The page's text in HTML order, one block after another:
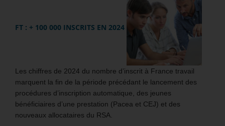
FT : + 100 000 INSCRITS EN 2024
Les chiffres de 2024 du nombre d’inscrit à France travail
marquent la fin de la période précédant le lancement des
procédures d’inscription automatique, des jeunes
bénéficiaires d’une prestation (Pacea et CEJ) et des
nouveaux allocataires du RSA.